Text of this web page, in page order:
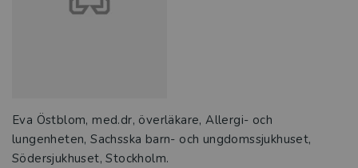
Eva Östblom, med.dr, överläkare, Allergi- och
lungenheten, Sachsska barn- och ungdomssjukhuset,
Södersjukhuset, Stockholm.